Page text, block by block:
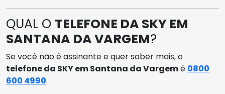
QUAL O TELEFONE DA SKY EM
SANTANA DA VARGEM?
Se você não é assinante e quer saber mais, o
telefone da SKY em Santana da Vargemé 0800
600 4990.